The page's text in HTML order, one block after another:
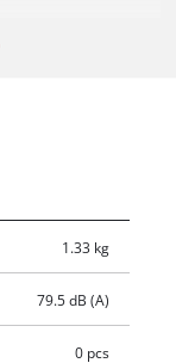
1.33 kg
79.5 dB (A)
0 pcs